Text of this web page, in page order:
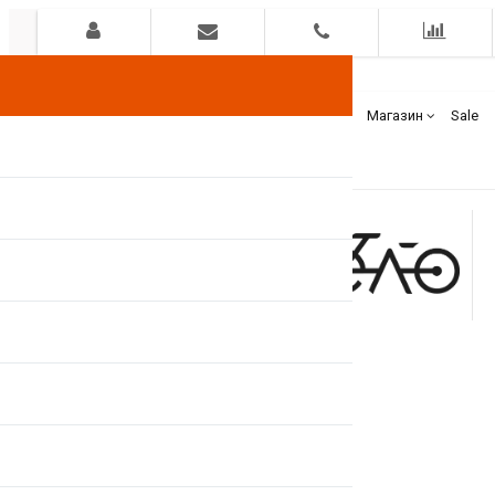
Гарантия Оплата Доставка Бренды Магазин Sale